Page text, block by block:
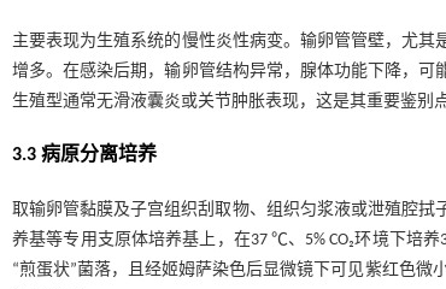
主要表现为生殖系统的慢性炎性病变。输卵管管壁，尤
增多。在感染后期，输卵管结构异常，腺体功能下降，可
生殖型通常无滑液囊炎或关节肿胀表现，这是其重要鉴别点
3.3 病原分离培养
取输卵管黏膜及子宫组织刮取物、组织匀浆液或泄殖腔拭
养基等专用支原体培养基上，在37 ℃、5% CO₂环境下培
“煎蛋状”菌落，且经姬姆萨染色后显微镜下可见紫红色